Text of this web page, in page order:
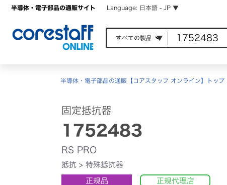
半導体・電子部品の通販サイト Language: 日本語 - JP ▼
半導体・電子部品の通販【コアスタッフ オンライン】トップ
固定抵抗器
1752483
RS PRO
抵抗 > 特殊抵抗器
正規品 正規代理店